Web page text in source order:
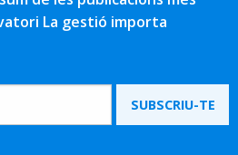
La gestió importa